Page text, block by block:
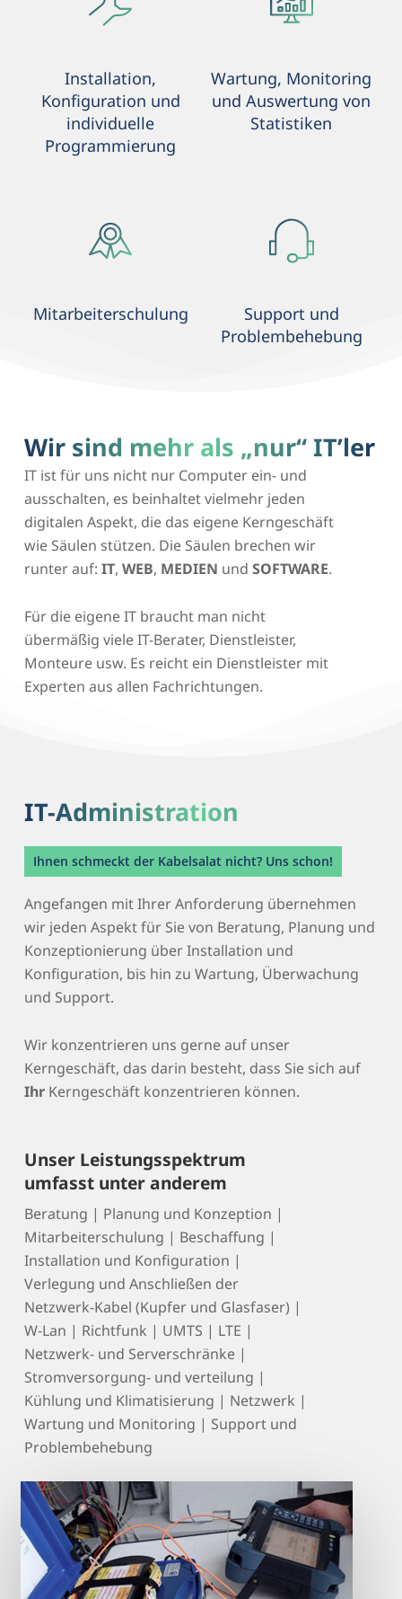
Installation,
Konfiguration und
individuelle
Programmierung
Wartung, Monitoring
und Auswertung von
Statistiken
Mitarbeiterschulung
Support und
Problembehebung
Wir sind mehr als „nur“ IT’ler
IT ist für uns nicht nur Computer ein- und
ausschalten, es beinhaltet vielmehr jeden
digitalen Aspekt, die das eigene Kerngeschäft
wie Säulen stützen. Die Säulen brechen wir
runter auf:IT,WEB, MEDIEN undSOFTWARE.
Für die eigene IT braucht man nicht
übermäßig viele IT-Berater, Dienstleister,
Monteure usw. Es reicht ein Dienstleister mit
Experten aus allen Fachrichtungen.
IT-Administration
Ihnen schmeckt der Kabelsalat nicht? Uns schon!
Angefangen mit Ihrer Anforderung übernehmen
wir jeden Aspekt für Sie von Beratung, Planung und
Konzeptionierung über Installation und
Konfiguration, bis hin zu Wartung, Überwachung
und Support.
Wir konzentrieren uns gerne auf unser
Kerngeschäft, das darin besteht, dass Sie sich auf
Ihr Kerngeschäft konzentrieren können.
Unser Leistungsspektrum
umfasst unter anderem
Beratung | Planung und Konzeption |
Mitarbeiterschulung | Beschaffung |
Installation und Konfiguration |
Verlegung und Anschließen der
Netzwerk-Kabel (Kupfer und Glasfaser) |
W-Lan | Richtfunk | UMTS | LTE |
Netzwerk- und Serverschränke |
Stromversorgung- und verteilung |
Kühlung und Klimatisierung | Netzwerk |
Wartung und Monitoring | Support und
Problembehebung